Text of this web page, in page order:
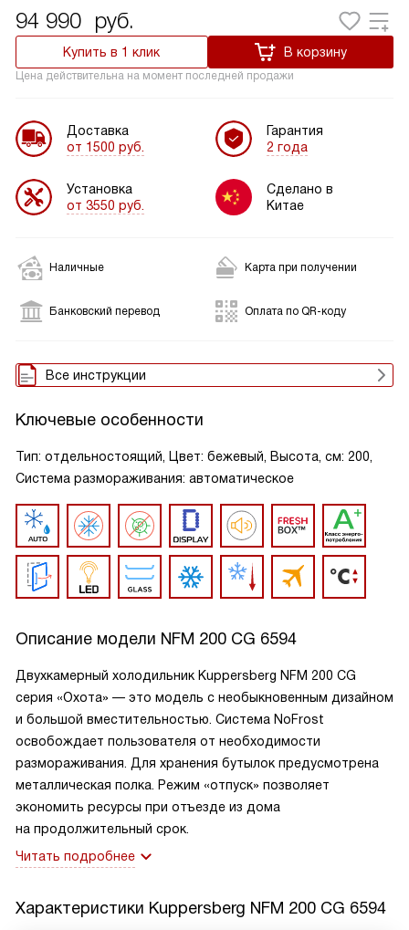
94 990 руб.
Купить в 1 клик В корзину
Цена действительна на момент последней продажи
Доставка
от 1500 руб.
Установка
от 3550 руб.
Гарантия
2 года
Сделано в
Китае
Наличные Карта при получении
Банковский перевод Оплата по QR-коду
Все инструкции
Ключевые особенности
Тип: отдельностоящий, Цвет: бежевый, Высота, см: 200,
Система размораживания: автоматическое
Описание модели NFM 200 CG 6594
Двухкамерный холодильник Kuppersberg NFM 200 CG
серия «Охота» — это модель с необыкновенным дизайном
и большой вместительностью. Система NoFrost
освобождает пользователя от необходимости
размораживания. Для хранения бутылок предусмотрена
металлическая полка. Режим «отпуск» позволяет
экономить ресурсы при отъезде из дома
на продолжительный срок.
Читать подробнее
Характеристики Kuppersberg NFM 200 CG 6594